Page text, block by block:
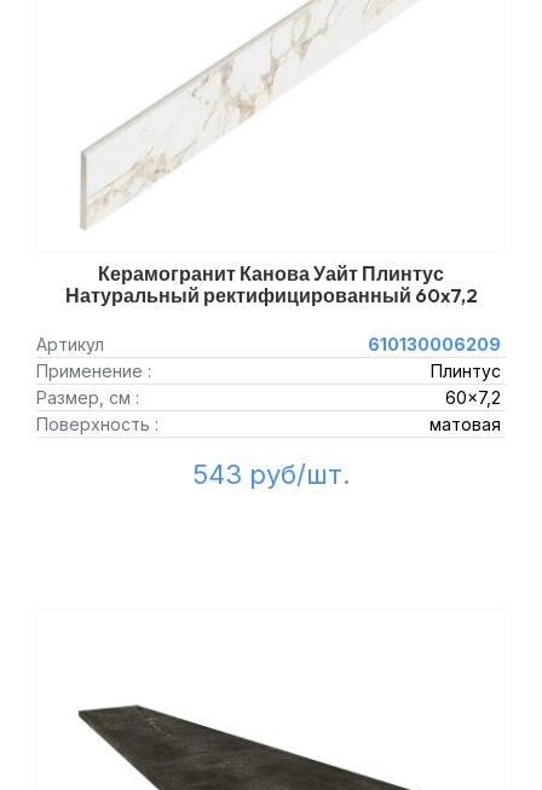
Керамогранит Канова Уайт Плинтус
Натуральный ректифицированный 60x7,2
Артикул
610130006209
Применение :
Плинтус
Размер, см :
60x7,2
Поверхность :
матовая
543 руб/шт.